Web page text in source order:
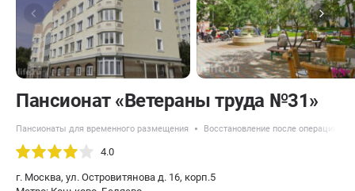
Пансионат «Ветераны труда №31»
Пансионаты для временного размещения Восстановление после операций
4.0
г. Москва, ул. Островитянова д. 16, корп.5